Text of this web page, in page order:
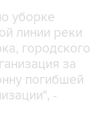
уборке
линии реки
городского
за
погибшей
-